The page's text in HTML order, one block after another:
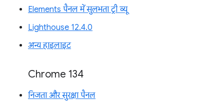
Elements पैनल में सुलभता ट्री व्यू
Lighthouse 12.4.0
अन्य हाइलाइट
Chrome 134
निजता और सुरक्षा पैनल